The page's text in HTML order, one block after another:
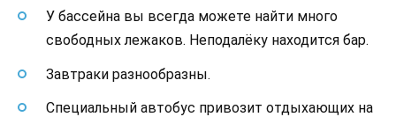
У бассейна вы всегда можете найти много
свободных лежаков. Неподалёку находится бар.
Завтраки разнообразны.
Специальный автобус привозит отдыхающих на